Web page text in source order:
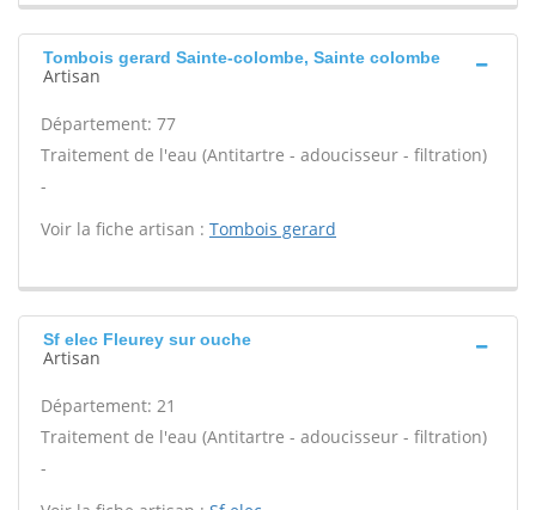
Tombois gerard Sainte-colombe, Sainte colombe
Artisan
Département: 77
Traitement de l'eau (Antitartre - adoucisseur - filtration)
-
Voir la fiche artisan : Tombois gerard
Sf elec Fleurey sur ouche
Artisan
Département: 21
Traitement de l'eau (Antitartre - adoucisseur - filtration)
-